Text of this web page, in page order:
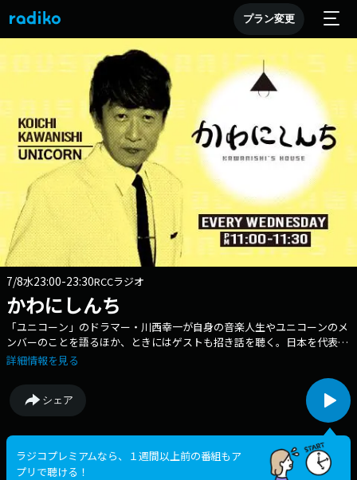
プラン変更
7/8水23:00-23:30RCCラジオ
かわにしんち
「ユニコーン」のドラマー・川西幸一が自身の音楽人生やユニコーンのメ
ンバーのことを語るほか、ときにはゲストも招き話を聴く。日本を代表す
るバンド「ユニコーン」のドラマーとして活躍する川西幸一。 今年から
ト。 自身の音楽人生やユニコーンのメンバーのこと、そして広島から全
国に向けて活動をしているゲストを招き、話を聞く。 メールアドレ
ス：uckk@rcc.net 公式Twitter ：@rccuckkをフォロー ホーム
ページ ：https://radio.rcc.jp/kawanishinchi/
詳細情報を見る
シェア
ラジコプレミアムなら、１週間以上前の番組もア
プリで聴ける！